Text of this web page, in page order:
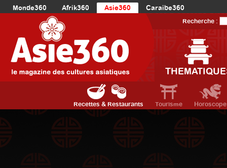
Monde360 Afrik360 Asie360
Caraibe360
Europe360
AmériqueDuNord360
Océanie360
Recherche :
Recettes & Restaurants Tourisme Horoscope